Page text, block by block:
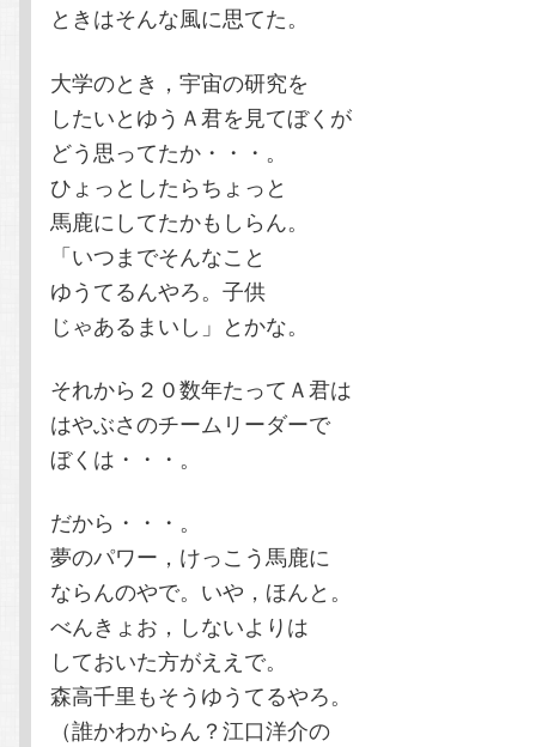
ときはそんな風に思てた。
大学のとき，宇宙の研究を
したいとゆうＡ君を見てぼくが
どう思ってたか・・・。
ひょっとしたらちょっと
馬鹿にしてたかもしらん。
「いつまでそんなこと
ゆうてるんやろ。子供
じゃあるまいし」とかな。
それから２０数年たってＡ君は
はやぶさのチームリーダーで
ぼくは・・・。
だから・・・。
夢のパワー，けっこう馬鹿に
ならんのやで。いや，ほんと。
べんきょお，しないよりは
しておいた方がええで。
森高千里もそうゆうてるやろ。
（誰かわからん？江口洋介の